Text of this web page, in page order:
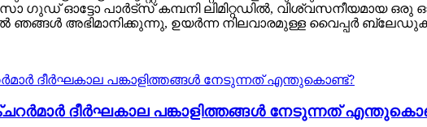
ഗുഡ് ഓട്ടോ പാർട്‌സ് കമ്പനി ലിമിറ്റഡിൽ, വിശ്വസനീയമായ
ഞങ്ങൾ അഭിമാനിക്കുന്നു, ഉയർന്ന നിലവാരമുള്ള വൈപ്പർ
ദീർഘകാല പങ്കാളിത്തങ്ങൾ നേടുന്നത്